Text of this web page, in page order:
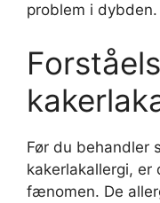
problem i dybden.
Før du behandler
kakerlakallergi,
fænomen. De